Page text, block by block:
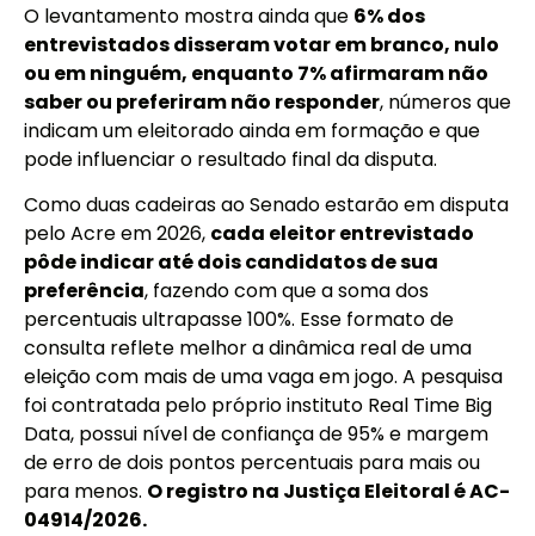
O levantamento mostra ainda que 6% dos
entrevistados disseram votar em branco, nulo
ou em ninguém, enquanto 7% afirmaram não
saber ou preferiram não responder, números que
indicam um eleitorado ainda em formação e que
pode influenciar o resultado final da disputa.
Como duas cadeiras ao Senado estarão em disputa
pelo Acre em 2026, cada eleitor entrevistado
pôde indicar até dois candidatos de sua
preferência, fazendo com que a soma dos
percentuais ultrapasse 100%. Esse formato de
consulta reflete melhor a dinâmica real de uma
eleição com mais de uma vaga em jogo. A pesquisa
foi contratada pelo próprio instituto Real Time Big
Data, possui nível de confiança de 95% e margem
de erro de dois pontos percentuais para mais ou
para menos. O registro na Justiça Eleitoral é AC-
04914/2026.